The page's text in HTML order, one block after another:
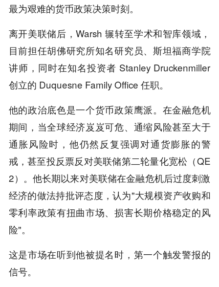
最为艰难的货币政策决策时刻。
离开美联储后，Warsh 辗转至学术和智库领域，
目前担任胡佛研究所知名研究员、斯坦福商学院
讲师，同时在知名投资者 Stanley Druckenmiller
创立的 Duquesne Family Office 任职。
他的政治底色是一个货币政策鹰派。在金融危机
期间，当全球经济岌岌可危、通缩风险甚至大于
通胀风险时，他仍然反复强调对通货膨胀的警
戒，甚至投反票反对美联储第二轮量化宽松（QE
2）。他长期以来对美联储在金融危机后过度刺激
经济的做法持批评态度，认为"大规模资产收购和
零利率政策有扭曲市场、损害长期价格稳定的风
险"。
这是市场在听到他被提名时，第一个触发警报的
信号。